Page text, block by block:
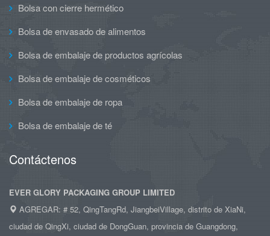
Bolsa con cierre hermético
Bolsa de envasado de alimentos
Bolsa de embalaje de productos agrícolas
Bolsa de embalaje de cosméticos
Bolsa de embalaje de ropa
Bolsa de embalaje de té
Contáctenos
EVER GLORY PACKAGING GROUP LIMITED
AGREGAR: # 52, QingTangRd, JiangbeiVillage, distrito de XiaNi,
ciudad de QingXi, ciudad de DongGuan, provincia de Guangdong,